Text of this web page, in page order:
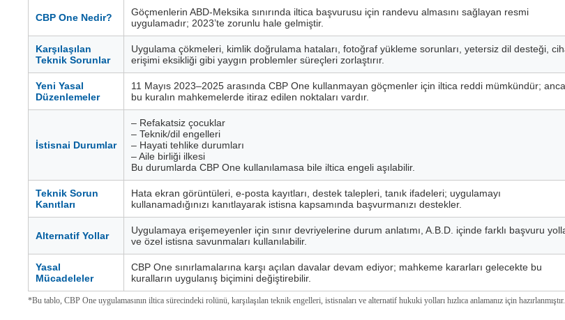
CBP One Nedir?
Göçmenlerin ABD-Meksika sınırında iltica başvurusu için randevu almasını sağlayan resmi
uygulamadır; 2023’te zorunlu hale gelmiştir.
Karşılaşılan
Teknik Sorunlar
Uygulama çökmeleri, kimlik doğrulama hataları, fotoğraf yükleme sorunları, yetersiz dil desteği,
erişimi eksikliği gibi yaygın problemler süreçleri zorlaştırır.
Yeni Yasal
Düzenlemeler
11 Mayıs 2023–2025 arasında CBP One kullanmayan göçmenler için iltica reddi mümkündür;
bu kuralın mahkemelerde itiraz edilen noktaları vardır.
İstisnai Durumlar
– Refakatsiz çocuklar
– Teknik/dil engelleri
– Hayati tehlike durumları
– Aile birliği ilkesi
Bu durumlarda CBP One kullanılamasa bile iltica engeli aşılabilir.
Teknik Sorun
Kanıtları
Hata ekran görüntüleri, e-posta kayıtları, destek talepleri, tanık ifadeleri; uygulamayı
kullanamadığınızı kanıtlayarak istisna kapsamında başvurmanızı destekler.
Alternatif Yollar
Uygulamaya erişemeyenler için sınır devriyelerine durum anlatımı, A.B.D. içinde farklı başvuru
ve özel istisna savunmaları kullanılabilir.
Yasal
Mücadeleler
CBP One sınırlamalarına karşı açılan davalar devam ediyor; mahkeme kararları gelecekte bu
kuralların uygulanış biçimini değiştirebilir.
*Bu tablo, CBP One uygulamasının iltica sürecindeki rolünü, karşılaşılan teknik engelleri, istisnaları ve alternatif hukuki yolları hızlıca anlamanız için